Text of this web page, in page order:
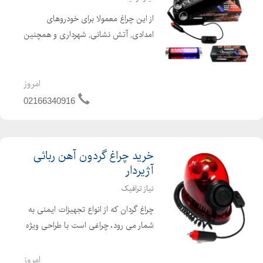
از این چراغ معمولا برای خودروهای
امدادی, آتش نشانی, شهرداری و همچنین
کنند. این چراغ دارای 8 عدد ال ای دی
قوی است که برد نور بالای...
امروز
02166340916
خرید چراغ گردون آهن ربائی
آژیردار
نیاز ترافیک
چراغ گردان که از انواع تجهیزات ایمنی به
شمار می رود، چراغی است با طراحی ویژه
ماموریت خودروی دارای چراغ گردان. این
امروز